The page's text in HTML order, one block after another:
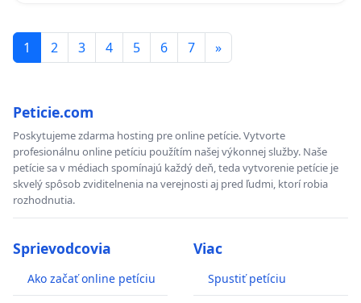
1 2 3 4 5 6 7 »
Peticie.com
Poskytujeme zdarma hosting pre online petície. Vytvorte
profesionálnu online petíciu použítím našej výkonnej služby. Naše
petície sa v médiach spomínajú každý deň, teda vytvorenie petície je
skvelý spôsob zviditelnenia na verejnosti aj pred ľudmi, ktorí robia
rozhodnutia.
Sprievodcovia
Ako začať online petíciu
Viac
Spustiť petíciu